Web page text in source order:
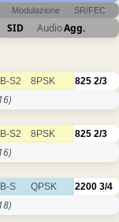
Modulazione SR/FEC
SID AudioAgg.
S2 8PSK 825 2/3
S2 8PSK 825 2/3
S QPSK 2200 3/4